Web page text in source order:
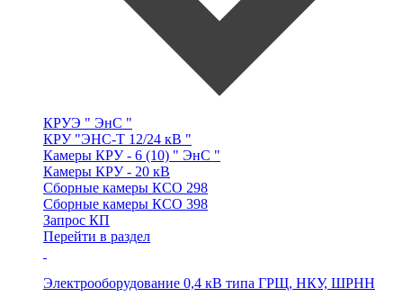
КРУЭ " ЭнС "
КРУ "ЭНС-Т 12/24 кВ "
Камеры КРУ - 6 (10) " ЭнС "
Камеры КРУ - 20 кВ
Сборные камеры КСО 298
Сборные камеры КСО 398
Запрос КП
Перейти в раздел
Электрооборудование 0,4 кВ типа ГРЩ, НКУ, ШРНН